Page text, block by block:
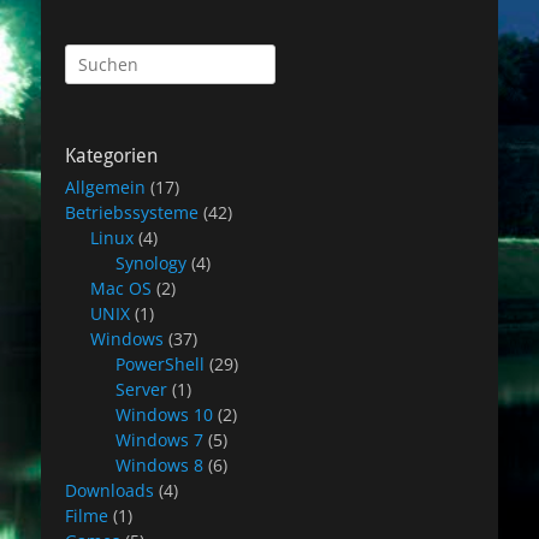
Suchen
nach:
Kategorien
Allgemein (17)
Betriebssysteme (42)
Linux (4)
Synology (4)
Mac OS (2)
UNIX (1)
Windows (37)
PowerShell (29)
Server (1)
Windows 10 (2)
Windows 7 (5)
Windows 8 (6)
Downloads (4)
Filme (1)